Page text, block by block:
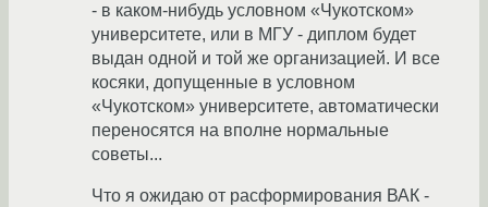
- в каком-нибудь условном «Чукотском»
университете, или в МГУ - диплом будет
выдан одной и той же организацией. И все
косяки, допущенные в условном
«Чукотском» университете, автоматически
переносятся на вполне нормальные
советы...
Что я ожидаю от расформирования ВАК -